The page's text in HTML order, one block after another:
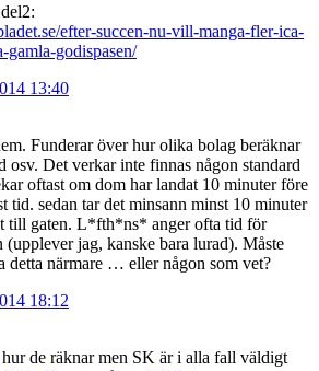
efter-succen-nu-vill-manga-fler-ica-
godispasen/
13:40
Funderar över hur olika bolag beräknar
osv. Det verkar inte finnas någon standard
oftast om dom har landat 10 minuter före
tid. sedan tar det minsann minst 10 minuter
till gaten. L*fth*ns* anger ofta tid för
(upplever jag, kanske bara lurad). Måste
detta närmare … eller någon som vet?
18:12
de räknar men SK är i alla fall väldigt